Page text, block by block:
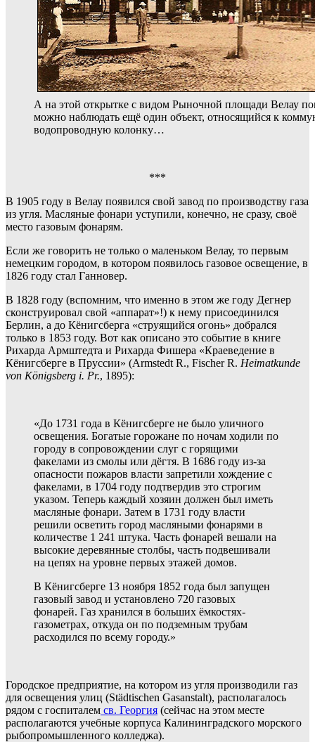
А на этой открытке с видом Рыночной площади Велау
можно наблюдать ещё один объект, относящийся к
водопроводную колонку…
***
В 1905 году в Велау появился свой завод по производству газа
из угля. Масляные фонари уступили, конечно, не сразу, своё
место газовым фонарям.
Если же говорить не только о маленьком Велау, то первым
немецким городом, в котором появилось газовое освещение, в
1826 году стал Ганновер.
В 1828 году (вспомним, что именно в этом же году Дегнер
сконструировал свой «аппарат»!) к нему присоединился
Берлин, а до Кёнигсберга «струящийся огонь» добрался
только в 1853 году. Вот как описано это событие в книге
Рихарда Армштедта и Рихарда Фишера «Краеведение в
Кёнигсберге в Пруссии» (Armstedt R., Fischer R. Heimatkunde
von Königsberg i. Pr., 1895):
«До 1731 года в Кёнигсберге не было уличного
освещения. Богатые горожане по ночам ходили по
городу в сопровождении слуг с горящими
факелами из смолы или дёгтя. В 1686 году из-за
опасности пожаров власти запретили хождение с
факелами, в 1704 году подтвердив это строгим
указом. Теперь каждый хозяин должен был иметь
масляные фонари. Затем в 1731 году власти
решили осветить город масляными фонарями в
количестве 1 241 штука. Часть фонарей вешали на
высокие деревянные столбы, часть подвешивали
на цепях на уровне первых этажей домов.
В Кёнигсберге 13 ноября 1852 года был запущен
газовый завод и установлено 720 газовых
фонарей. Газ хранился в больших ёмкостях-
газометрах, откуда он по подземным трубам
расходился по всему городу.»
Городское предприятие, на котором из угля производили газ
для освещения улиц (Städtischen Gasanstalt), располагалось
рядом с госпиталем св. Георгия (сейчас на этом месте
располагаются учебные корпуса Калининградского морского
рыбопромышленного колледжа).